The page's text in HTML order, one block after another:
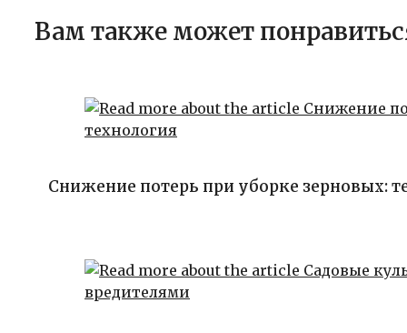
Вам также может
Снижение потерь при уборке зерновых: